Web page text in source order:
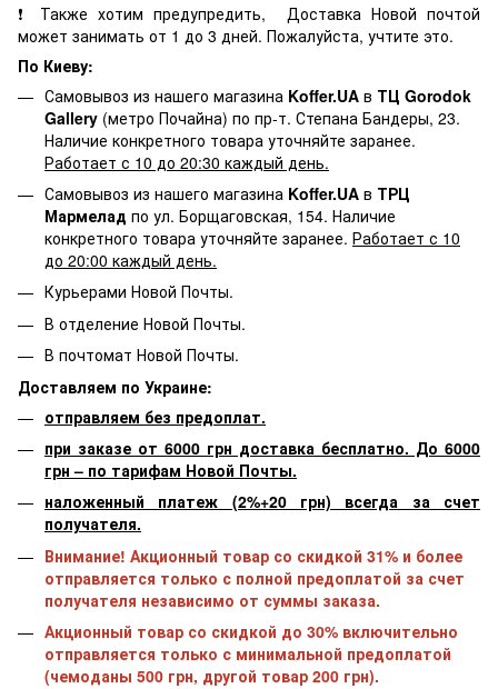
❗ Также хотим предупредить, Доставка Новой почтой
может занимать от 1 до 3 дней. Пожалуйста, учтите это.
По Киеву:
Самовывоз из нашего магазина Koffer.UA в ТЦ Gorodok
Gallery (метро Почайна) по пр-т. Степана Бандеры, 23.
Наличие конкретного товара уточняйте заранее.
Работает с 10 до 20:30 каждый день.
Самовывоз из нашего магазина Koffer.UA в ТРЦ
Мармелад по ул. Борщаговская, 154. Наличие
конкретного товара уточняйте заранее. Работает с 10
до 20:00 каждый день.
Курьерами Новой Почты.
В отделение Новой Почты.
В почтомат Новой Почты.
Доставляем по Украине:
отправляем без предоплат.
при заказе от 6000 грн доставка бесплатно. До 6000
грн – по тарифам Новой Почты.
наложенный платеж (2%+20 грн) всегда за счет
получателя.
Внимание! Акционный товар со скидкой 31% и более
отправляется только с полной предоплатой за счет
получателя независимо от суммы заказа.
Акционный товар со скидкой до 30% включительно
отправляется только с минимальной предоплатой
(чемоданы 500 грн, другой товар 200 грн).